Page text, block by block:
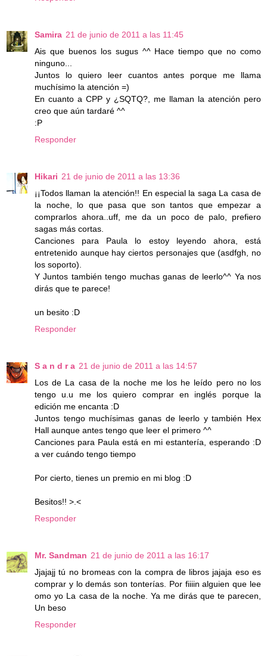
Samira 21 de junio de 2011 a las 11:45
Ais que buenos los sugus ^^ Hace tiempo que no como
ninguno...
Juntos lo quiero leer cuantos antes porque me llama
muchísimo la atención =)
En cuanto a CPP y ¿SQTQ?, me llaman la atención pero
creo que aún tardaré ^^
:P
Responder
Hikari 21 de junio de 2011 a las 13:36
¡¡Todos llaman la atención!! En especial la saga La casa de
la noche, lo que pasa que son tantos que empezar a
comprarlos ahora..uff, me da un poco de palo, prefiero
sagas más cortas.
Canciones para Paula lo estoy leyendo ahora, está
entretenido aunque hay ciertos personajes que (asdfgh, no
los soporto).
Y Juntos también tengo muchas ganas de leerlo^^ Ya nos
dirás que te parece!
un besito :D
Responder
S a n d r a 21 de junio de 2011 a las 14:57
Los de La casa de la noche me los he leído pero no los
tengo u.u me los quiero comprar en inglés porque la
edición me encanta :D
Juntos tengo muchísimas ganas de leerlo y también Hex
Hall aunque antes tengo que leer el primero ^^
Canciones para Paula está en mi estantería, esperando :D
a ver cuándo tengo tiempo
Por cierto, tienes un premio en mi blog :D
Besitos!! >.<
Responder
Mr. Sandman 21 de junio de 2011 a las 16:17
Jjajajj tú no bromeas con la compra de libros jajaja eso es
comprar y lo demás son tonterías. Por fiiiin alguien que lee
omo yo La casa de la noche. Ya me dirás que te parecen,
Un beso
Responder